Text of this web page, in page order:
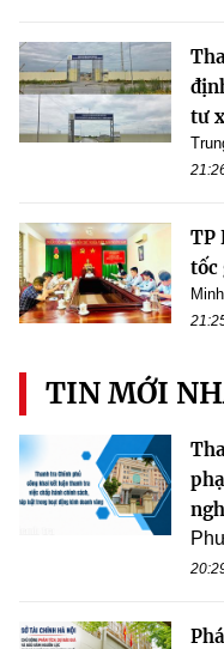
tư
TP
tốc
TIN MỚI